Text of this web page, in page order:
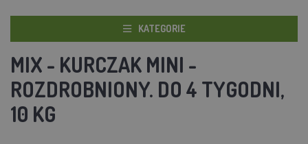
KATEGORIE
MIX - KURCZAK MINI -
ROZDROBNIONY. DO 4 TYGODNI,
10 KG